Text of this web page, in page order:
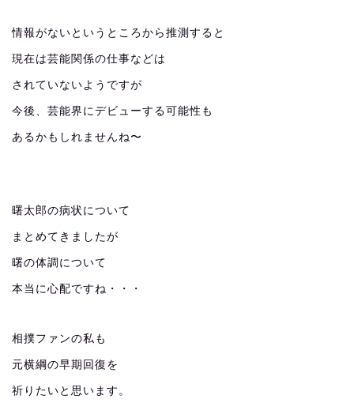
情報がないというところから推測すると
現在は芸能関係の仕事などは
されていないようですが
今後、芸能界にデビューする可能性も
あるかもしれませんね〜
曙太郎の病状について
まとめてきましたが
曙の体調について
本当に心配ですね・・・
相撲ファンの私も
元横綱の早期回復を
祈りたいと思います。